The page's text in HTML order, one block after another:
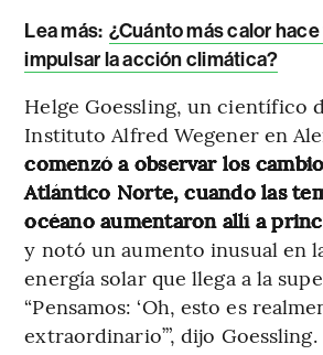
Lea más: ¿Cuánto más calor
impulsar la acción climática?
Helge Goessling, un científico
Instituto Alfred Wegener en
comenzó a observar los
Atlántico Norte, cuando las
océano aumentaron allí a
y notó un aumento inusual en
energía solar que llega a la
“Pensamos: ‘Oh, esto es
extraordinario’”, dijo Goessling.